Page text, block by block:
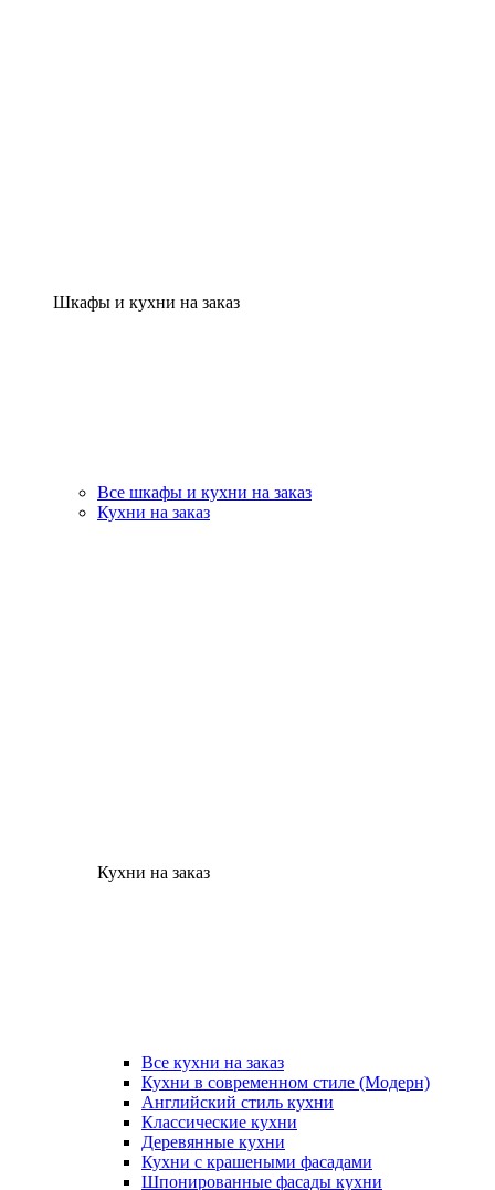
Шкафы и кухни на заказ
Все шкафы и кухни на заказ
Кухни на заказ
Кухни на заказ
Все кухни на заказ
Кухни в современном стиле (Модерн)
Английский стиль кухни
Классические кухни
Деревянные кухни
Кухни с крашеными фасадами
Шпонированные фасады кухни